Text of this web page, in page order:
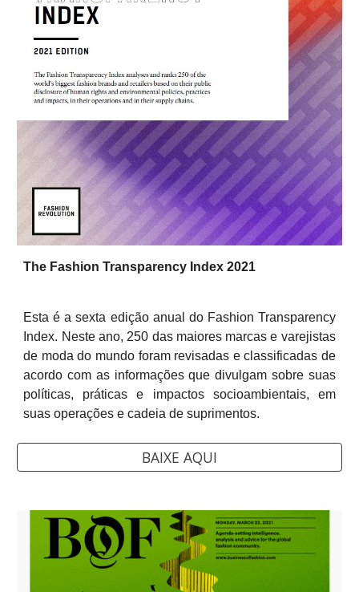
The Fashion Transparency Index 2021
Esta é a sexta edição anual do Fashion Transparency
Index. Neste ano, 250 das maiores marcas e varejistas
de moda do mundo foram revisadas e classificadas de
acordo com as informações que divulgam sobre suas
políticas, práticas e impactos socioambientais, em
suas operações e cadeia de suprimentos.
BAIXE AQUI